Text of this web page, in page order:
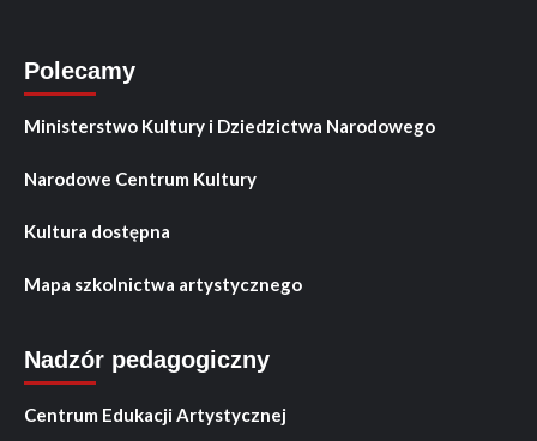
Polecamy
Ministerstwo Kultury i Dziedzictwa Narodowego
Narodowe Centrum Kultury
Kultura dostępna
Mapa szkolnictwa artystycznego
Nadzór pedagogiczny
Centrum Edukacji Artystycznej